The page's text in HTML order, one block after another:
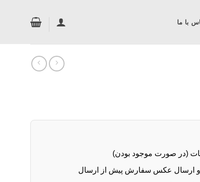
با ما
(در صورت موجود بودن)
و ارسال عکس سفارش پیش از ارسال